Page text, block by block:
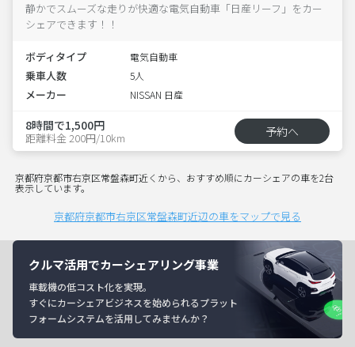
静かでスムーズな走りが快適な電気自動車「日産リーフ」をカー
シェアできます！！
ボディタイプ 電気自動車
乗車人数 5人
メーカー NISSAN 日産
8時間で1,500円
距離料金 200円/10km 予約へ
京都府京都市右京区常盤森町近くから、おすすめ順にカーシェアの車を2台
表示しています。
京都府京都市右京区常盤森町近辺の車をマップで見る
クルマ活用でカーシェアリング事業
車載機の低コスト化を実現。
すぐにカーシェアビジネスを始められるプラット
フォームシステムを活用してみませんか？